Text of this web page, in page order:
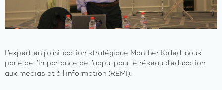
L’expert en planification stratégique Monther Kalled, nous
parle de l’importance de l’appui pour le réseau d’éducation
aux médias et à l’information (REMI).